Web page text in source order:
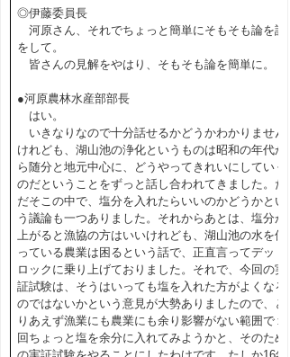
◎伊藤委員長
河原さん、それでちょっと簡単にそもそも論を話
をして。
皆さんの見解をやはり、そもそも論を簡単に。
●河原農林水産部部長
はい。
いきなりなので十分話せるかどうかわかりません
けれども、湖山池の浄化というものは昭和の年代か
ら随分と地元中心に、どうやってきれいにしていく
のだということをずっと話し合われてきました。た
だそこの中で、塩分を入れたらいいのかどうかとい
う議論も一つありました。それからあとは、塩分が
上がると漁協の方はいいけれども、湖山池の水を使
っている農業は困るという話で、正直言ってデッド
ロックに乗り上げておりました。それで、今回の実
証試験は、そうはいっても塩を入れた方がよくなる
のではないかという意見が大勢ありましたので、と
りあえず漁業にも農業にも余り影響がない範囲で１
回ちょっと塩を余分に入れてみようかと、そのため